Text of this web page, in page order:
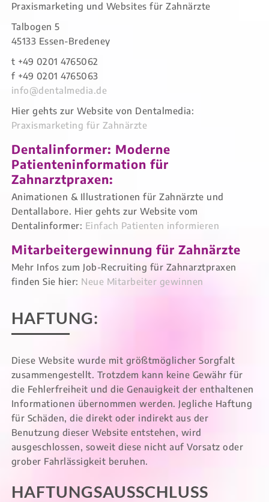
Praxismarketing und Websites für Zahnärzte
Talbogen 5
45133 Essen-Bredeney
t +49 0201 4765062
f +49 0201 4765063
info@dentalmedia.de
Hier gehts zur Website von Dentalmedia:
Praxismarketing für Zahnärzte
Dentalinformer: Moderne
Patienteninformation für
Zahnarztpraxen:
Animationen & Illustrationen für Zahnärzte und
Dentallabore. Hier gehts zur Website vom
Dentalinformer: Einfach Patienten informieren
Mitarbeitergewinnung für Zahnärzte
Mehr Infos zum Job-Recruiting für Zahnarztpraxen
finden Sie hier: Neue Mitarbeiter gewinnen
HAFTUNG:
Diese Website wurde mit größtmöglicher Sorgfalt
zusammengestellt. Trotzdem kann keine Gewähr für
die Fehlerfreiheit und die Genauigkeit der enthaltenen
Informationen übernommen werden. Jegliche Haftung
für Schäden, die direkt oder indirekt aus der
Benutzung dieser Website entstehen, wird
ausgeschlossen, soweit diese nicht auf Vorsatz oder
grober Fahrlässigkeit beruhen.
HAFTUNGSAUSSCHLUSS